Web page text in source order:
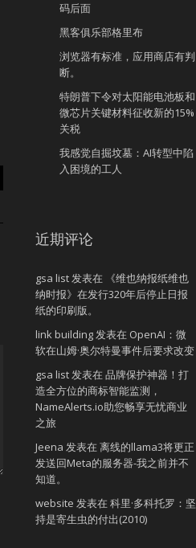
码后面
黑客俱乐部格里布
浏览器有标准，应用商店有判
断。
特朗普下令对太阳能电池板和
微芯片关键材料征收新的15%
关税
我感觉自掘坟墓：AI转型中陷
入困境的工人
近期评论
gsa list发表在
《维也纳报纸维也
纳时报》在发行320年后停止日报
纸的印刷版。
link building发表在 OpenAI：微
软在山姆·奥尔特曼事件后要求改变
gsa list发表在 品牌保护神器！打
造全方位的商标智能监测，
NameAlerts.io助您畅享无忧商业
之旅
Jeena 发表在 离线的llama3将更正
发送回Meta的服务器-我之前并不
知道。
website 发表在 科里·多科托罗：坚
持是寄生虫的付出(2010)